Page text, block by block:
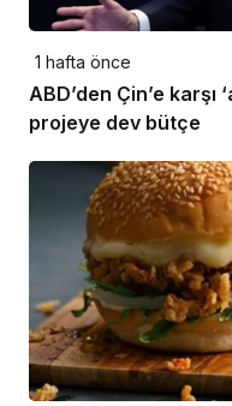
1 hafta önce
ABD’den Çin’e karşı
projeye dev bütçe